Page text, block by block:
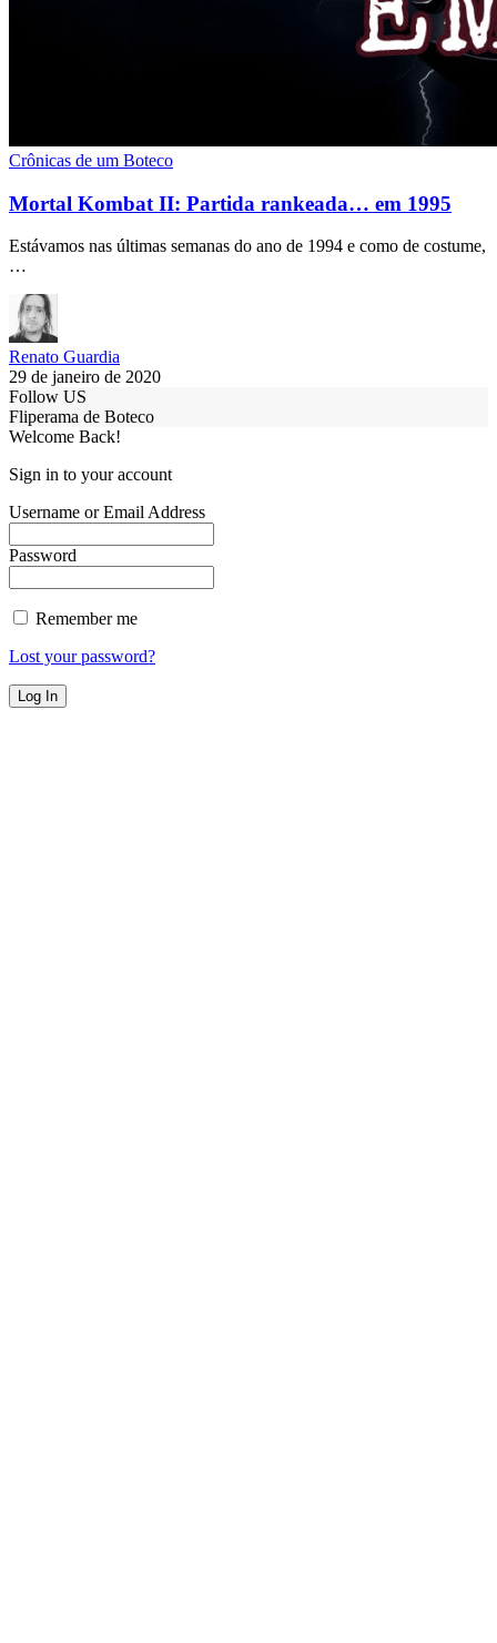
Crônicas de um Boteco
Mortal Kombat II: Partida rankeada… em 1995
Estávamos nas últimas semanas do ano de 1994 e como de costume,
…
Renato Guardia
29 de janeiro de 2020
Follow US
Fliperama de Boteco
Welcome Back!
Sign in to your account
Username or Email Address
Password
Remember me
Lost your password?